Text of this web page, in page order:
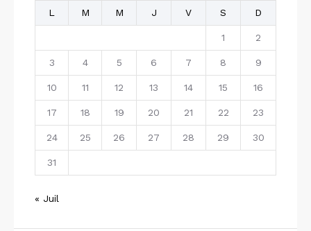
L M M J V S D
1 2
3 4 5 6 7 8 9
10 11 12 13 14 15 16
17 18 19 20 21 22 23
24 25 26 27 28 29 30
31
« Juil